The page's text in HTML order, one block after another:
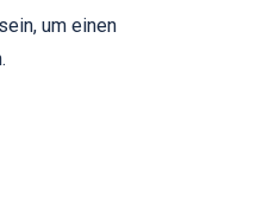
sein, um einen